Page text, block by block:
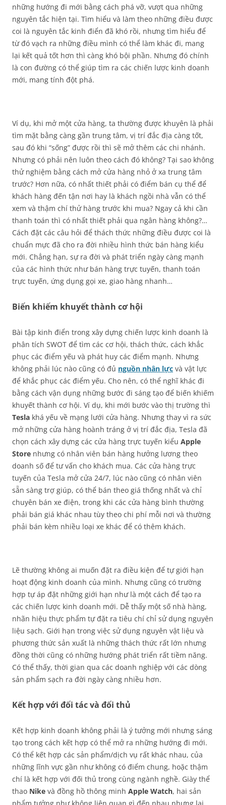
những hướng đi mới bằng cách phá vỡ, vượt qua những
nguyên tắc hiện tại. Tìm hiểu và làm theo những điều được
coi là nguyên tắc kinh điển đã khó rồi, nhưng tìm hiểu để
từ đó vạch ra những điều mình có thể làm khác đi, mang
lại kết quả tốt hơn thì càng khó bội phần. Nhưng đó chính
là con đường có thể giúp tìm ra các chiến lược kinh doanh
mới, mang tính đột phá.
Ví dụ, khi mở một cửa hàng, ta thường được khuyên là phải
tìm mặt bằng càng gần trung tâm, vị trí đắc địa càng tốt,
sau đó khi “sống” được rồi thì sẽ mở thêm các chi nhánh.
Nhưng có phải nên luôn theo cách đó không? Tại sao không
thử nghiệm bằng cách mở cửa hàng nhỏ ở xa trung tâm
trước? Hơn nữa, có nhất thiết phải có điểm bán cụ thể để
khách hàng đến tận nơi hay là khách ngồi nhà vẫn có thể
xem và thậm chí thử hàng trước khi mua? Ngay cả khi cần
thanh toán thì có nhất thiết phải qua ngân hàng không?…
Cách đặt các câu hỏi để thách thức những điều được coi là
chuẩn mực đã cho ra đời nhiều hình thức bán hàng kiểu
mới. Chẳng hạn, sự ra đời và phát triển ngày càng mạnh
của các hình thức như bán hàng trực tuyến, thanh toán
trực tuyến, ứng dụng gọi xe, giao hàng nhanh…
Biến khiếm khuyết thành cơ hội
Bài tập kinh điển trong xây dựng chiến lược kinh doanh là
phân tích SWOT để tìm các cơ hội, thách thức, cách khắc
phục các điểm yếu và phát huy các điểm mạnh. Nhưng
không phải lúc nào cũng có đủ nguồn nhân lực và vật lực
để khắc phục các điểm yếu. Cho nên, có thể nghĩ khác đi
bằng cách vận dụng những bước đi sáng tạo để biến khiếm
khuyết thành cơ hội. Ví dụ, khi mới bước vào thị trường thì
Tesla khá yếu về mạng lưới cửa hàng. Nhưng thay vì ra sức
mở những cửa hàng hoành tráng ở vị trí đắc địa, Tesla đã
chọn cách xây dựng các cửa hàng trực tuyến kiểu Apple
Store nhưng có nhân viên bán hàng hưởng lương theo
doanh số để tư vấn cho khách mua. Các cửa hàng trực
tuyến của Tesla mở cửa 24/7, lúc nào cũng có nhân viên
sẵn sàng trợ giúp, có thể bán theo giá thống nhất và chỉ
chuyên bán xe điện, trong khi các cửa hàng bình thường
phải bán giá khác nhau tùy theo chi phí mỗi nơi và thường
phải bán kèm nhiều loại xe khác để có thêm khách.
Lẽ thường không ai muốn đặt ra điều kiện để tự giới hạn
hoạt động kinh doanh của mình. Nhưng cũng có trường
hợp tự áp đặt những giới hạn như là một cách để tạo ra
các chiến lược kinh doanh mới. Dễ thấy một số nhà hàng,
nhãn hiệu thực phẩm tự đặt ra tiêu chí chỉ sử dụng nguyên
liệu sạch. Giới hạn trong việc sử dụng nguyên vật liệu và
phương thức sản xuất là những thách thức rất lớn nhưng
đồng thời cũng có những hướng phát triển rất tiềm năng.
Có thể thấy, thời gian qua các doanh nghiệp với các dòng
sản phẩm sạch ra đời ngày càng nhiều hơn.
Kết hợp với đối tác và đối thủ
Kết hợp kinh doanh không phải là ý tưởng mới nhưng sáng
tạo trong cách kết hợp có thể mở ra những hướng đi mới.
Có thể kết hợp các sản phẩm/dịch vụ rất khác nhau, của
những lĩnh vực gần như không có điểm chung, hoặc thậm
chí là kết hợp với đối thủ trong cùng ngành nghề. Giày thể
thao Nike và đồng hồ thông minh Apple Watch, hai sản